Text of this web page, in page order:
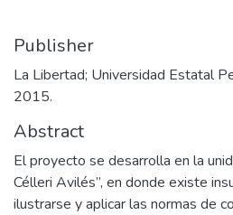
Publisher
La Libertad; Universidad Estatal
2015.
Abstract
El proyecto se desarrolla en la
Célleri Avilés”, en donde existe
ilustrarse y aplicar las normas de